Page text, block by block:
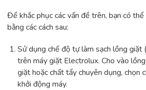
Để khắc phục các vấn đề trên, bạn có
bằng các cách sau:
Sử dụng chế độ tự làm sạch lồng giặt
trên máy giặt Electrolux. Cho vào
giặt hoặc chất tẩy chuyên dụng, chọn
khởi động máy.